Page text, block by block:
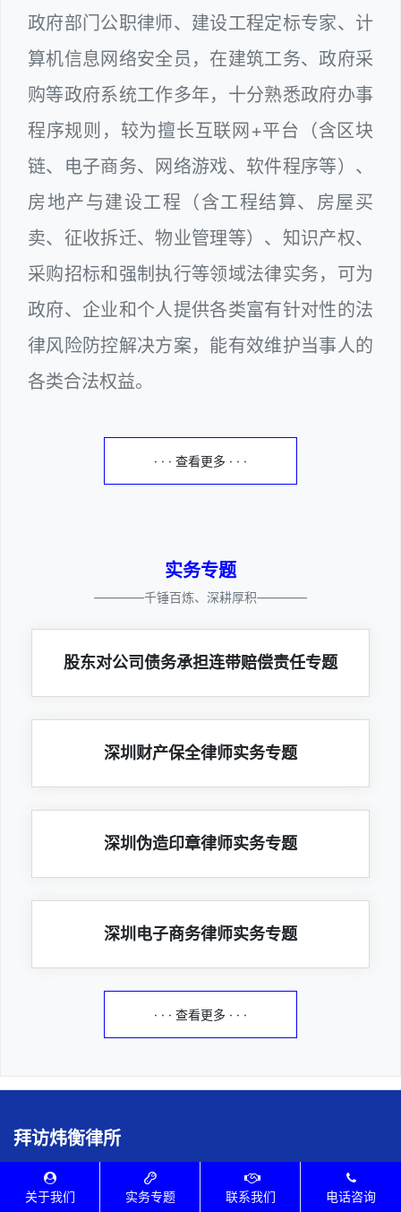
政府部门公职律师、建设工程定标专家、计
算机信息网络安全员，在建筑工务、政府采
购等政府系统工作多年，十分熟悉政府办事
程序规则，较为擅长互联网+平台（含区块
链、电子商务、网络游戏、软件程序等）、
房地产与建设工程（含工程结算、房屋买
卖、征收拆迁、物业管理等）、知识产权、
采购招标和强制执行等领域法律实务，可为
政府、企业和个人提供各类富有针对性的法
律风险防控解决方案，能有效维护当事人的
各类合法权益。
· · · 查看更多 · · ·
实务专题
————千锤百炼、深耕厚积————
股东对公司债务承担连带赔偿责任专题
深圳财产保全律师实务专题
深圳伪造印章律师实务专题
深圳电子商务律师实务专题
· · · 查看更多 · · ·
拜访炜衡律所
地址：广东省深圳市南山区科发路19号华润置地大厦D座19楼
关于我们 实务专题 联系我们 电话咨询